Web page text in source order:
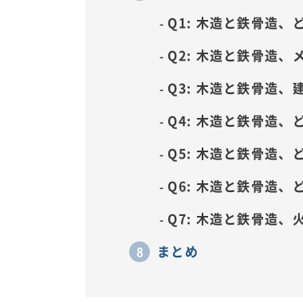
Q1: 木造と鉄骨造、
Q2: 木造と鉄骨造、
Q3: 木造と鉄骨造、
Q4: 木造と鉄骨造、
Q5: 木造と鉄骨造、
Q6: 木造と鉄骨造、
Q7: 木造と鉄骨造、
まとめ